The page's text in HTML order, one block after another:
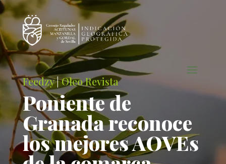
Feedzy|Oleo Revista
Poniente de
Granada reconoce
los mejores AOVEs